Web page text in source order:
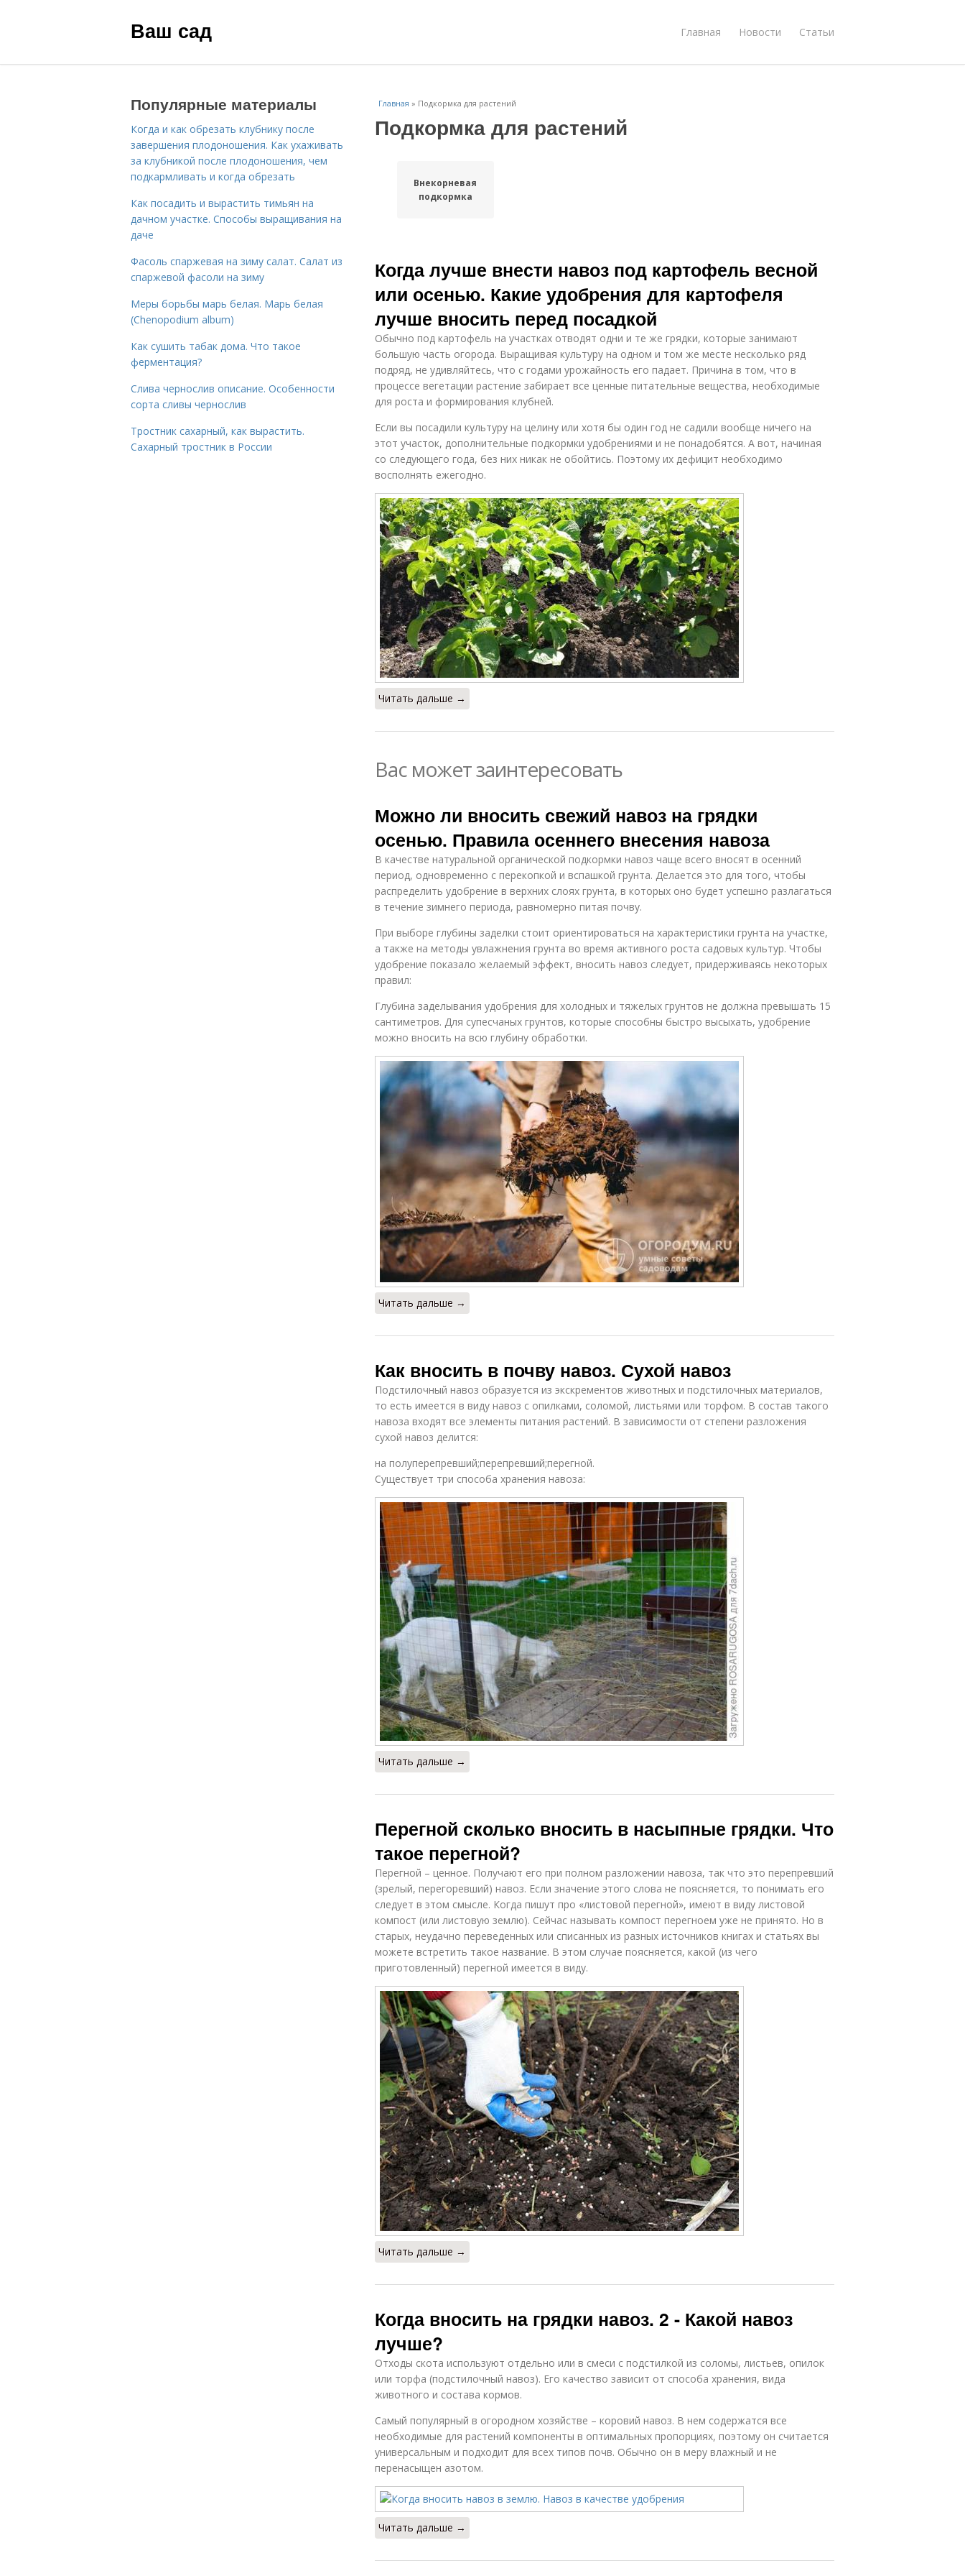
Ваш сад Главная Новости Статьи
Главная » Подкормка для растений
Подкормка для растений
Внекорневая
подкормка
Когда лучше внести навоз под картофель весной
или осенью. Какие удобрения для картофеля
лучше вносить перед посадкой
Обычно под картофель на участках отводят одни и те же грядки, которые занимают
большую часть огорода. Выращивая культуру на одном и том же месте несколько ряд
подряд, не удивляйтесь, что с годами урожайность его падает. Причина в том, что в
процессе вегетации растение забирает все ценные питательные вещества, необходимые
для роста и формирования клубней.
Если вы посадили культуру на целину или хотя бы один год не садили вообще ничего на
этот участок, дополнительные подкормки удобрениями и не понадобятся. А вот, начиная
со следующего года, без них никак не обойтись. Поэтому их дефицит необходимо
восполнять ежегодно.
Читать дальше →
Вас может заинтересовать
Можно ли вносить свежий навоз на грядки
осенью. Правила осеннего внесения навоза
В качестве натуральной органической подкормки навоз чаще всего вносят в осенний
период, одновременно с перекопкой и вспашкой грунта. Делается это для того, чтобы
распределить удобрение в верхних слоях грунта, в которых оно будет успешно разлагаться
в течение зимнего периода, равномерно питая почву.
При выборе глубины заделки стоит ориентироваться на характеристики грунта на участке,
а также на методы увлажнения грунта во время активного роста садовых культур. Чтобы
удобрение показало желаемый эффект, вносить навоз следует, придерживаясь некоторых
правил:
Глубина заделывания удобрения для холодных и тяжелых грунтов не должна превышать 15
сантиметров. Для супесчаных грунтов, которые способны быстро высыхать, удобрение
можно вносить на всю глубину обработки.
Читать дальше →
Как вносить в почву навоз. Сухой навоз
Подстилочный навоз образуется из экскрементов животных и подстилочных материалов,
то есть имеется в виду навоз с опилками, соломой, листьями или торфом. В состав такого
навоза входят все элементы питания растений. В зависимости от степени разложения
сухой навоз делится:
на полуперепревший;перепревший;перегной.
Существует три способа хранения навоза:
Читать дальше →
Перегной сколько вносить в насыпные грядки. Что
такое перегной?
Перегной – ценное. Получают его при полном разложении навоза, так что это перепревший
(зрелый, перегоревший) навоз. Если значение этого слова не поясняется, то понимать его
следует в этом смысле. Когда пишут про «листовой перегной», имеют в виду листовой
компост (или листовую землю). Сейчас называть компост перегноем уже не принято. Но в
старых, неудачно переведенных или списанных из разных источников книгах и статьях вы
можете встретить такое название. В этом случае поясняется, какой (из чего
приготовленный) перегной имеется в виду.
Читать дальше →
Когда вносить на грядки навоз. 2 - Какой навоз
лучше?
Отходы скота используют отдельно или в смеси с подстилкой из соломы, листьев, опилок
или торфа (подстилочный навоз). Его качество зависит от способа хранения, вида
животного и состава кормов.
Самый популярный в огородном хозяйстве – коровий навоз. В нем содержатся все
необходимые для растений компоненты в оптимальных пропорциях, поэтому он считается
универсальным и подходит для всех типов почв. Обычно он в меру влажный и не
перенасыщен азотом.
Читать дальше →
Популярные материалы
Когда и как обрезать клубнику после
завершения плодоношения. Как ухаживать
за клубникой после плодоношения, чем
подкармливать и когда обрезать
Как посадить и вырастить тимьян на
дачном участке. Способы выращивания на
даче
Фасоль спаржевая на зиму салат. Салат из
спаржевой фасоли на зиму
Меры борьбы марь белая. Марь белая
(Chenopodium album)
Как сушить табак дома. Что такое
ферментация?
Слива чернослив описание. Особенности
сорта сливы чернослив
Тростник сахарный, как вырастить.
Сахарный тростник в России